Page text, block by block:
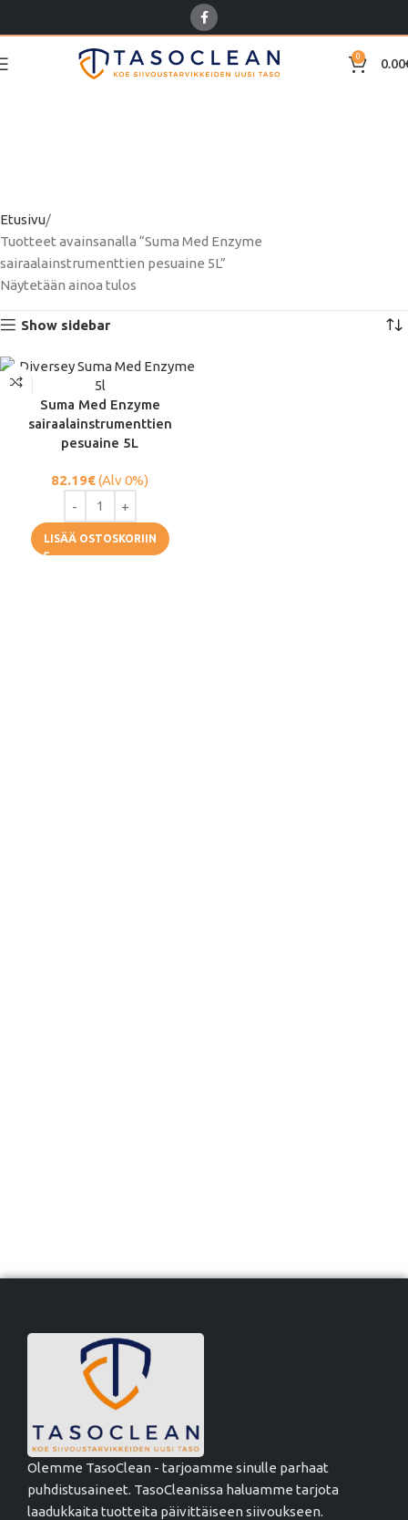
0 0.00
Etusivu
Tuotteet avainsanalla “Suma Med Enzyme
sairaalainstrumenttien pesuaine 5L”
Näytetään ainoa tulos
Show sidebar
Suma Med Enzyme
sairaalainstrumenttien
pesuaine 5L
82.19€(Alv 0%)
LISÄÄ OSTOSKORIIN
Olemme TasoClean - tarjoamme sinulle parhaat
puhdistusaineet. TasoCleanissa haluamme tarjota
laadukkaita tuotteita päivittäiseen siivoukseen.